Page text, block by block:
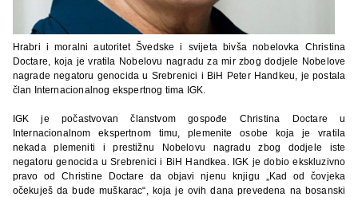
Hrabri i moralni autoritet Švedske i svijeta bivša nobelovka Christina
Doctare, koja je vratila Nobelovu nagradu za mir zbog dodjele Nobelove
nagrade negatoru genocida u Srebrenici i BiH Peter Handkeu, je postala
član Internacionalnog ekspertnog tima IGK.
IGK je počastvovan članstvom gospođe Christina Doctare u
Internacionalnom ekspertnom timu, plemenite osobe koja je vratila
nekada plemeniti i prestižnu Nobelovu nagradu zbog dodjele iste
negatoru genocida u Srebrenici i BiH Handkea. IGK je dobio ekskluzivno
pravo od Christine Doctare da objavi njenu knjigu „Kad od čovjeka
očekuješ da bude muškarac“, koja je ovih dana prevedena na bosanski